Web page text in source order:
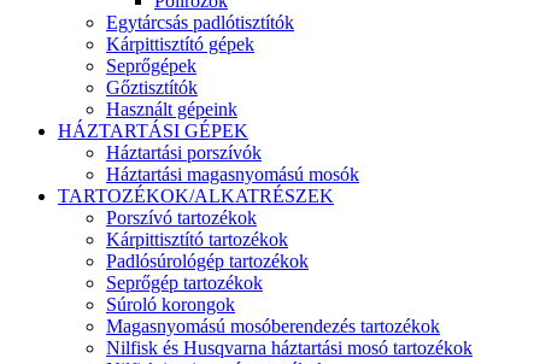
Egytárcsás padlótisztítók
Kárpittisztító gépek
Seprőgépek
Gőztisztítók
Használt gépeink
HÁZTARTÁSI GÉPEK
Háztartási porszívók
Háztartási magasnyomású mosók
TARTOZÉKOK/ALKATRÉSZEK
Porszívó tartozékok
Kárpittisztító tartozékok
Padlósúrológép tartozékok
Seprőgép tartozékok
Súroló korongok
Magasnyomású mosóberendezés tartozékok
Nilfisk és Husqvarna háztartási mosó tartozékok